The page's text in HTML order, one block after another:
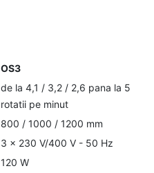
OS3
de la 4,1 / 3,2 / 2,6 pana la 5
rotatii pe minut
800 / 1000 / 1200 mm
3 x 230 V/400 V - 50 Hz
120 W